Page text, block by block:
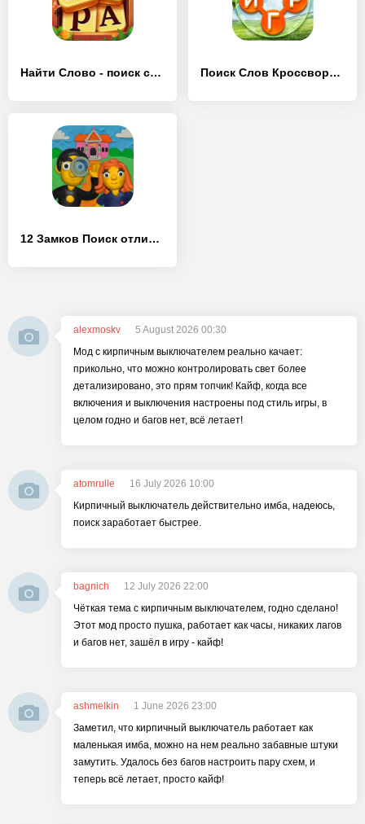
Найти Слово - поиск слова игры - [Взлом/МОД Unlocked] Поиск Слов Кроссворду :Русский - [Взлом/МОД Все открыто]
12 Замков Поиск отличий - [Взлом/МОД Бесконечные деньги]
alexmoskv
5 August 2026 00:30
Мод с кирпичным выключателем реально качает:
прикольно, что можно контролировать свет более
детализировано, это прям топчик! Кайф, когда все
включения и выключения настроены под стиль игры, в
целом годно и багов нет, всё летает!
atomrulle
16 July 2026 10:00
Кирпичный выключатель действительно имба, надеюсь,
поиск заработает быстрее.
bagnich
12 July 2026 22:00
Чёткая тема с кирпичным выключателем, годно сделано!
Этот мод просто пушка, работает как часы, никаких лагов
и багов нет, зашёл в игру - кайф!
ashmelkin
1 June 2026 23:00
Заметил, что кирпичный выключатель работает как
маленькая имба, можно на нем реально забавные штуки
замутить. Удалось без багов настроить пару схем, и
теперь всё летает, просто кайф!